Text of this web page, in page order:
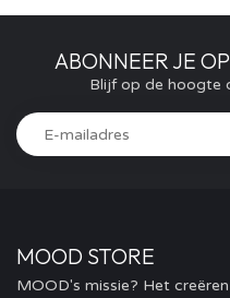
ABONNEER JE
Blijf op de hoogte
MOOD STORE
MOOD's missie? Het